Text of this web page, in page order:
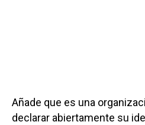
Añade que es una
declarar abiertamente su